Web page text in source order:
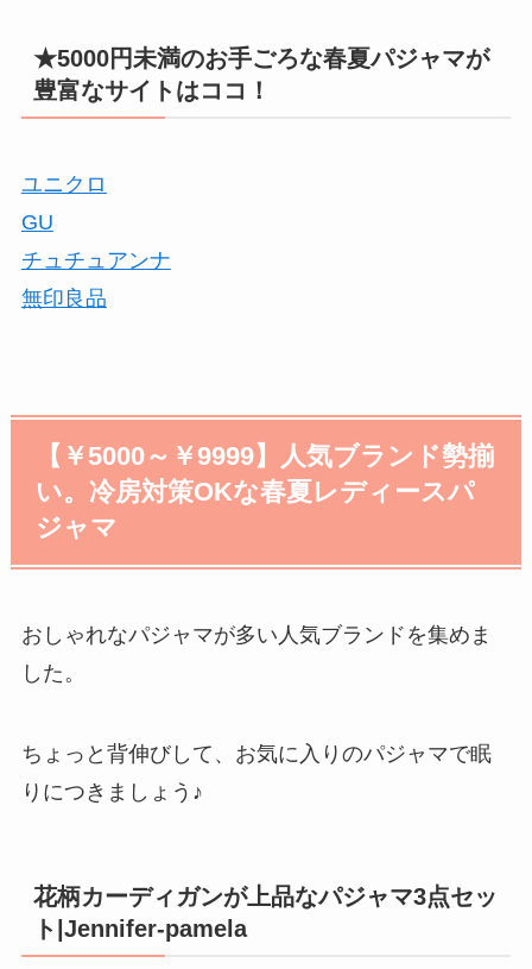
★5000円未満のお手ごろな春夏パジャマが
豊富なサイトはココ！
ユニクロ
GU
チュチュアンナ
無印良品
【￥5000～￥9999】人気ブランド勢揃
い。冷房対策OKな春夏レディースパ
ジャマ
おしゃれなパジャマが多い人気ブランドを集めま
した。
ちょっと背伸びして、お気に入りのパジャマで眠
りにつきましょう♪
花柄カーディガンが上品なパジャマ3点セッ
ト|Jennifer-pamela